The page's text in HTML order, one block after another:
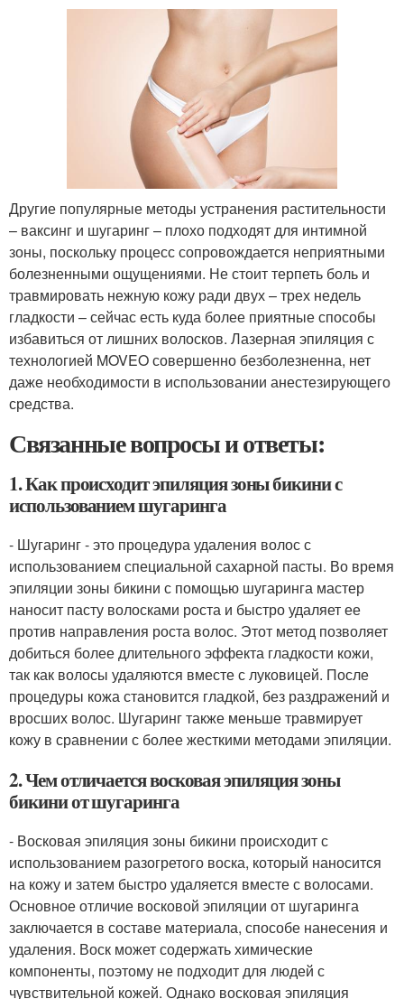
Другие популярные методы устранения растительности
– ваксинг и шугаринг – плохо подходят для интимной
зоны, поскольку процесс сопровождается неприятными
болезненными ощущениями. Не стоит терпеть боль и
травмировать нежную кожу ради двух – трех недель
гладкости – сейчас есть куда более приятные способы
избавиться от лишних волосков. Лазерная эпиляция с
технологией MOVEO совершенно безболезненна, нет
даже необходимости в использовании анестезирующего
средства.
Связанные вопросы и ответы:
1. Как происходит эпиляция зоны бикини с
использованием шугаринга
- Шугаринг - это процедура удаления волос с
использованием специальной сахарной пасты. Во время
эпиляции зоны бикини с помощью шугаринга мастер
наносит пасту волосками роста и быстро удаляет ее
против направления роста волос. Этот метод позволяет
добиться более длительного эффекта гладкости кожи,
так как волосы удаляются вместе с луковицей. После
процедуры кожа становится гладкой, без раздражений и
вросших волос. Шугаринг также меньше травмирует
кожу в сравнении с более жесткими методами эпиляции.
2. Чем отличается восковая эпиляция зоны
бикини от шугаринга
- Восковая эпиляция зоны бикини происходит с
использованием разогретого воска, который наносится
на кожу и затем быстро удаляется вместе с волосами.
Основное отличие восковой эпиляции от шугаринга
заключается в составе материала, способе нанесения и
удаления. Воск может содержать химические
компоненты, поэтому не подходит для людей с
чувствительной кожей. Однако восковая эпиляция